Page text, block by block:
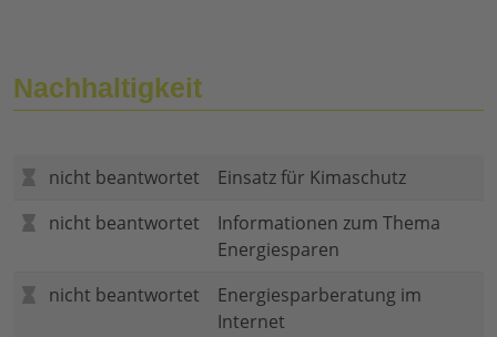
Nachhaltigkeit
nicht beantwortet
Einsatz für Kimaschutz
nicht beantwortet
Informationen zum Thema
Energiesparen
nicht beantwortet
Energiesparberatung im
Internet